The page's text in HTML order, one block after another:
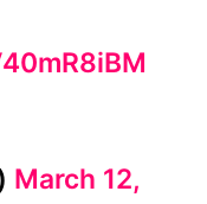
March 12,